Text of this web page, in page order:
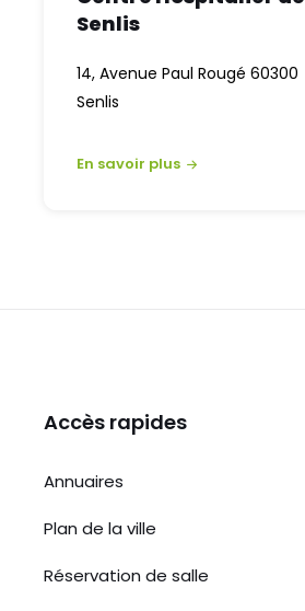
Senlis
14, Avenue Paul Rougé 60300
Senlis
En savoir plus
Accès rapides
Annuaires
Plan de la ville
Réservation de salle